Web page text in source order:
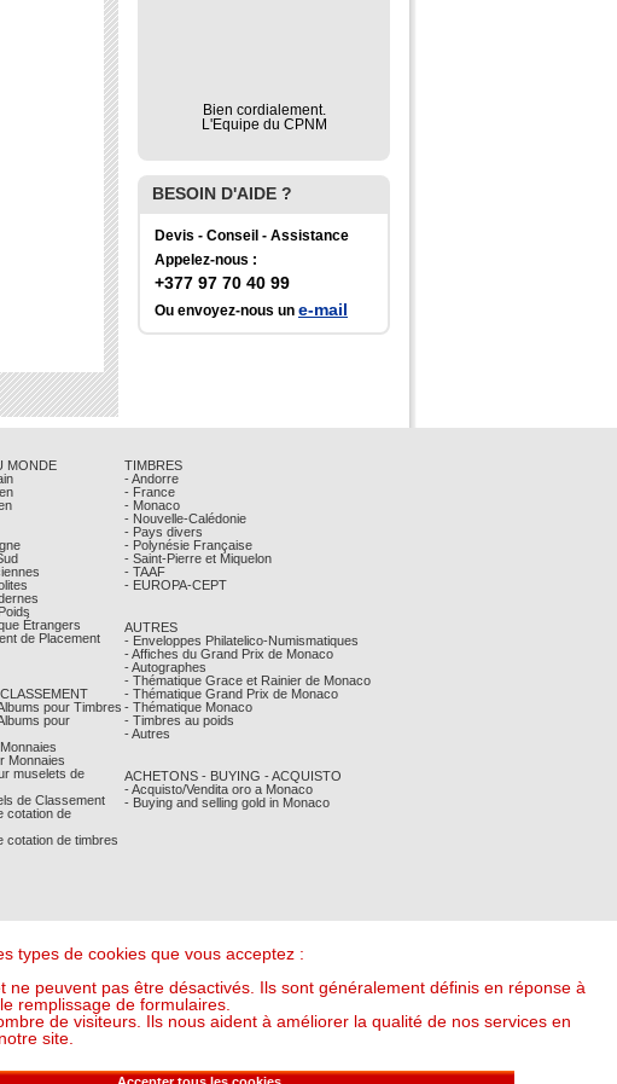
Bien cordialement.
L'Equipe du CPNM
BESOIN D'AIDE ?
Devis - Conseil - Assistance
Appelez-nous :
+377 97 70 40 99
Ou envoyez-nous un e-mail
MONDE
Étrangers
de Placement
pour Timbres
pour
Monnaies
muselets de
de Classement
cotation de
cotation de timbres
TIMBRES
- Andorre
- France
- Monaco
- Nouvelle-Calédonie
- Pays divers
- Polynésie Française
- Saint-Pierre et Miquelon
- TAAF
- EUROPA-CEPT
AUTRES
- Enveloppes Philatelico-Numismatiques
- Affiches du Grand Prix de Monaco
- Autographes
- Thématique Grace et Rainier de Monaco
- Thématique Grand Prix de Monaco
- Thématique Monaco
- Timbres au poids
- Autres
ACHETONS - BUYING - ACQUISTO
- Acquisto/Vendita oro a Monaco
- Buying and selling gold in Monaco
2026
types de cookies que vous acceptez :
peuvent pas être désactivés. Ils sont généralement définis en réponse à
remplissage de formulaires.
de visiteurs. Ils nous aident à améliorer la qualité de nos services en
site.